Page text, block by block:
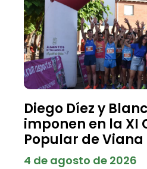
Diego Díez y
imponen en la XI
Popular de Viana
4 de agosto de 2026